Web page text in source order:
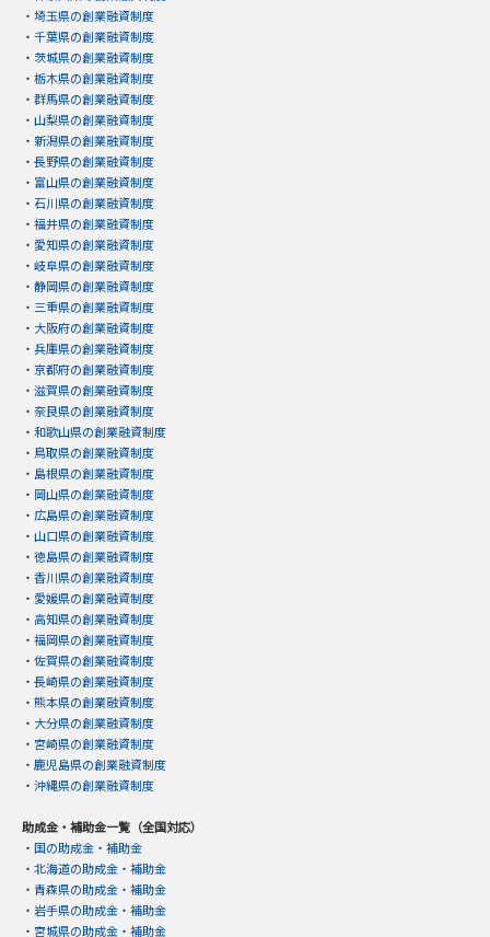
・ 埼玉県の創業融資制度
・ 千葉県の創業融資制度
・ 茨城県の創業融資制度
・ 栃木県の創業融資制度
・ 群馬県の創業融資制度
・ 山梨県の創業融資制度
・ 新潟県の創業融資制度
・ 長野県の創業融資制度
・ 富山県の創業融資制度
・ 石川県の創業融資制度
・ 福井県の創業融資制度
・ 愛知県の創業融資制度
・ 岐阜県の創業融資制度
・ 静岡県の創業融資制度
・ 三重県の創業融資制度
・ 大阪府の創業融資制度
・ 兵庫県の創業融資制度
・ 京都府の創業融資制度
・ 滋賀県の創業融資制度
・ 奈良県の創業融資制度
・ 和歌山県の創業融資制度
・ 鳥取県の創業融資制度
・ 島根県の創業融資制度
・ 岡山県の創業融資制度
・ 広島県の創業融資制度
・ 山口県の創業融資制度
・ 徳島県の創業融資制度
・ 香川県の創業融資制度
・ 愛媛県の創業融資制度
・ 高知県の創業融資制度
・ 福岡県の創業融資制度
・ 佐賀県の創業融資制度
・ 長崎県の創業融資制度
・ 熊本県の創業融資制度
・ 大分県の創業融資制度
・ 宮崎県の創業融資制度
・ 鹿児島県の創業融資制度
・ 沖縄県の創業融資制度
助成金・補助金一覧（全国対応）
・ 国の助成金・補助金
・ 北海道の助成金・補助金
・ 青森県の助成金・補助金
・ 岩手県の助成金・補助金
・ 宮城県の助成金・補助金